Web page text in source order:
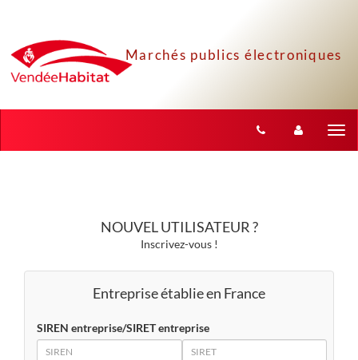
NOUVEL UTILISATEUR ?
Inscrivez-vous !
Entreprise établie en France
SIREN entreprise/SIRET entreprise
SIREN
SIRET